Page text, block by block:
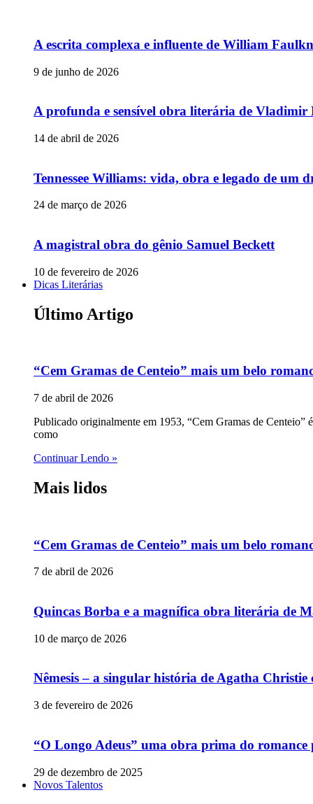
A escrita complexa e influente de William
9 de junho de 2026
A profunda e sensível obra literária de Vladimir
14 de abril de 2026
Tennessee Williams: vida, obra e legado de um
24 de março de 2026
A magistral obra do gênio Samuel Beckett
10 de fevereiro de 2026
Dicas Literárias
Último Artigo
“Cem Gramas de Centeio” mais um belo
7 de abril de 2026
Publicado originalmente em 1953, “Cem Gramas de Centeio”
como
Continuar Lendo »
Mais lidos
“Cem Gramas de Centeio” mais um belo
7 de abril de 2026
Quincas Borba e a magnífica obra literária de
10 de março de 2026
Nêmesis – a singular história de Agatha
3 de fevereiro de 2026
“O Longo Adeus” uma obra prima do
29 de dezembro de 2025
Novos Talentos